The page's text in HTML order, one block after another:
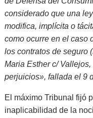
considerado que una
modifica, implícita o
como ocurre en el caso
los contratos de seguro
Maria Esther c/
perjuicios», fallada el 9
El máximo Tribunal fijó
inaplicabilidad de la